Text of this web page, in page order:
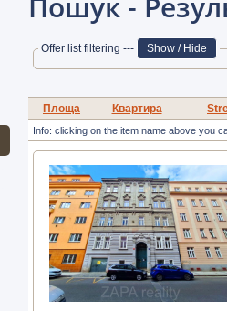
Offer list filtering ---
Площа Квартира
Info: clicking on the item name above you